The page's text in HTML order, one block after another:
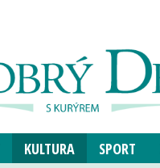
KULTURA SPORT